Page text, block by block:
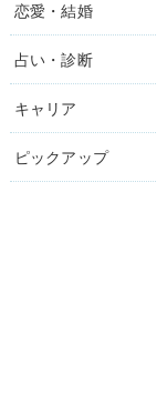
恋愛・結婚
占い・診断
キャリア
ピックアップ